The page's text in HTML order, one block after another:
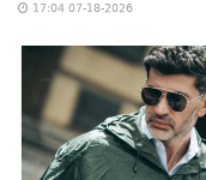
17:04 07-18-2026